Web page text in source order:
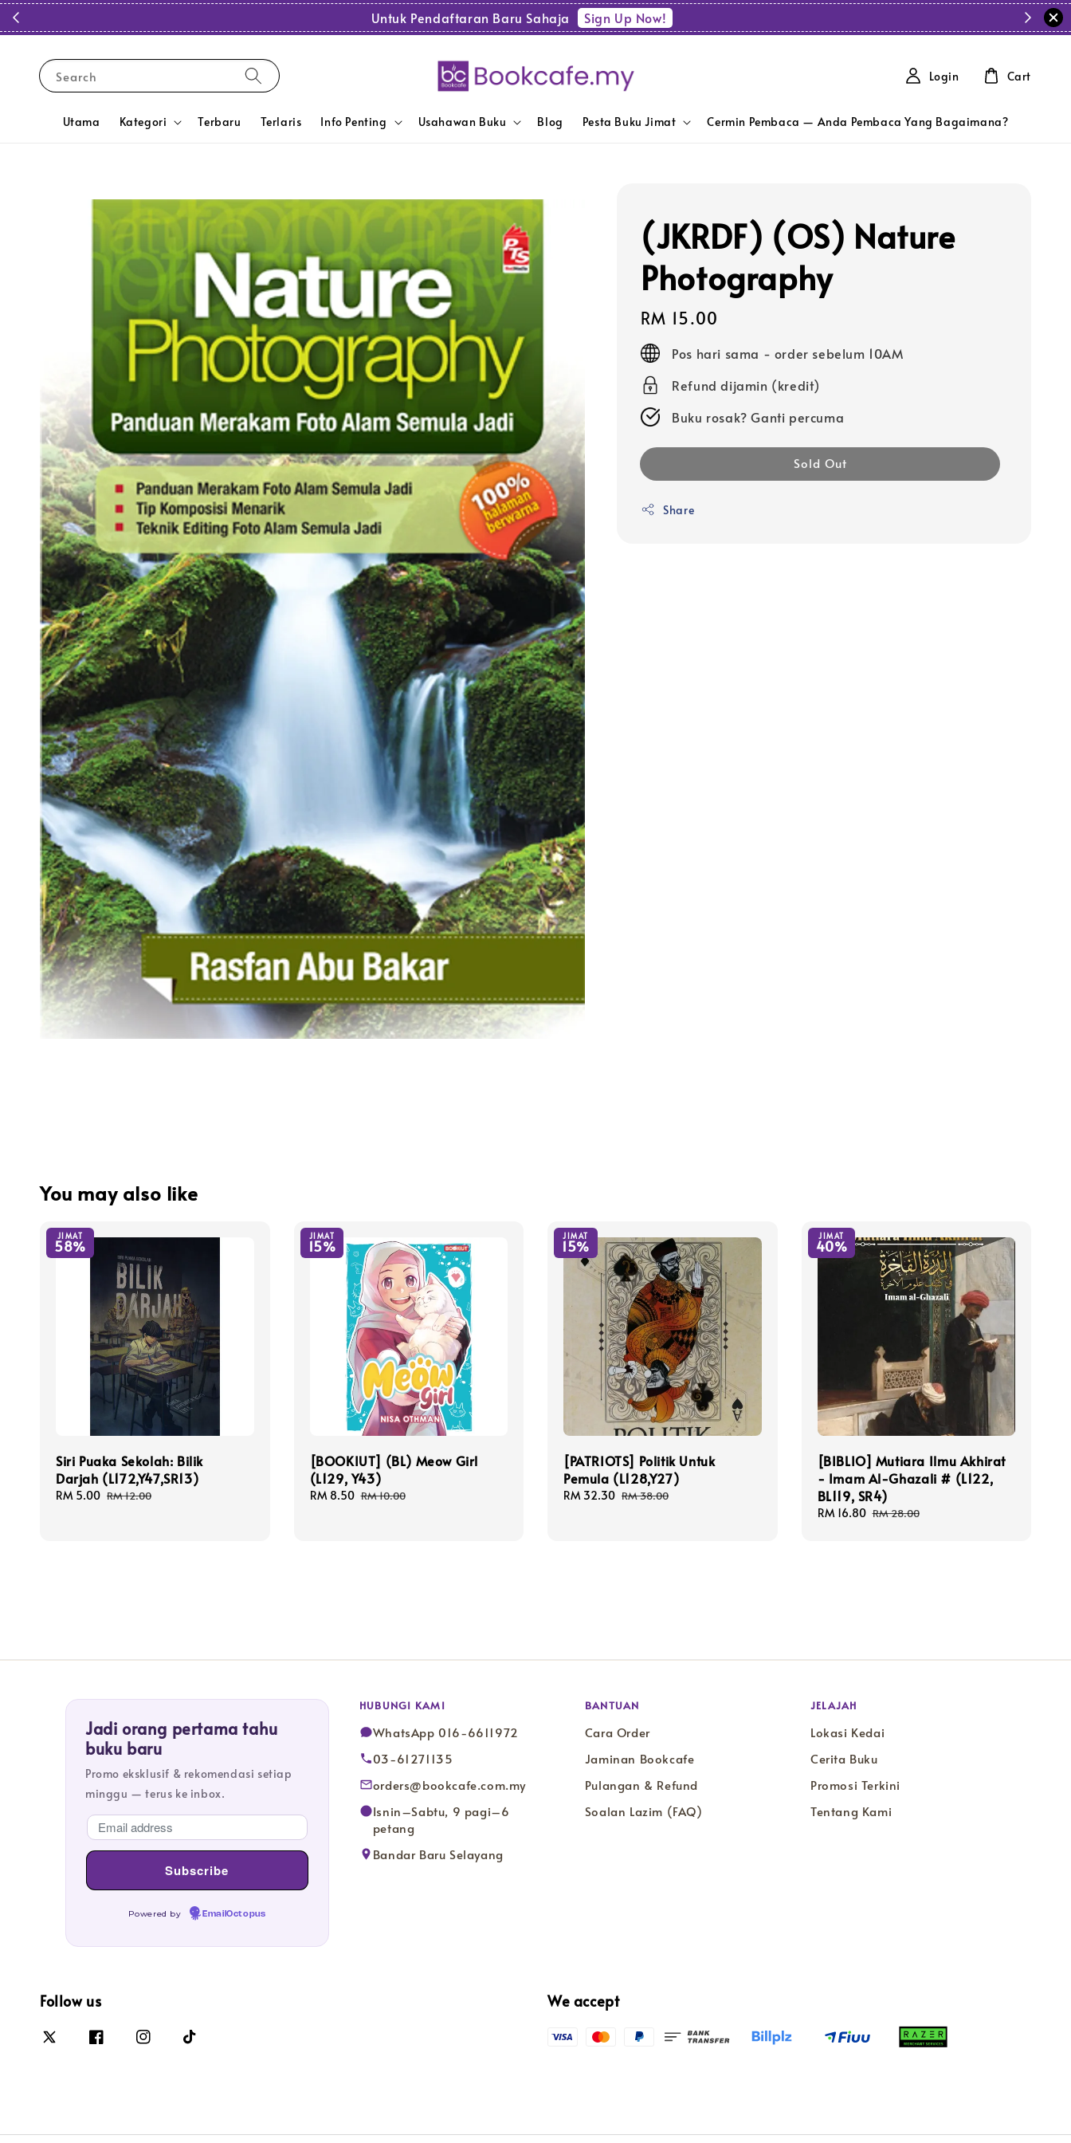
Untuk Pendaftaran Baru Sahaja Sign Up Now!
Search
Utama Kategori Terbaru Terlaris Info Penting Usahawan Buku Blog Pesta Buku Jimat Cermin Pembaca — Anda Pembaca Yang Bagaimana?
Login Cart
(JKRDF) (OS) Nature
Photography
Regular
price
RM 15.00
Pos hari sama - order sebelum 10AM
Refund dijamin (kredit)
Buku rosak? Ganti percuma
Sold Out
Share
You may also like
JIMAT
58%
Siri Puaka Sekolah: Bilik
Darjah (L172,Y47,SR13)
Sale
RM 5.00 Regular
RM 12.00
JIMAT
15%
[BOOKIUT] (BL) Meow Girl
(L129, Y43)
Sale
RM 8.50 Regular
RM 10.00
JIMAT
15%
[PATRIOTS] Politik Untuk
Pemula (L128,Y27)
Sale
RM 32.30 Regular
RM 38.00
JIMAT
40%
[BIBLIO] Mutiara Ilmu Akhirat
- Imam Al-Ghazali # (L122,
BL119, SR4)
Sale
RM 16.80 Regular
RM 28.00
Jadi orang pertama tahu
buku baru
Promo eksklusif & rekomendasi setiap
minggu — terus ke inbox.
Powered by EmailOctopus
HUBUNGI KAMI
WhatsApp 016-6611972
03-61271135
orders@bookcafe.com.my
Isnin–Sabtu, 9 pagi–6
petang
Bandar Baru Selayang
BANTUAN
Cara Order
Jaminan Bookcafe
Pulangan & Refund
Soalan Lazim (FAQ)
JELAJAH
Lokasi Kedai
Cerita Buku
Promosi Terkini
Tentang Kami
Follow us We accept